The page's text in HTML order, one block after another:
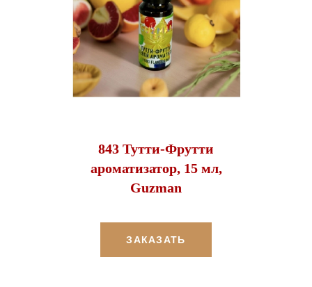
843 Тутти-Фрутти
ароматизатор, 15 мл,
Guzman
ЗАКАЗАТЬ